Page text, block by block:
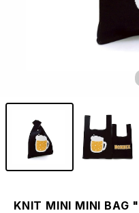
KNIT MINI MINI BAG